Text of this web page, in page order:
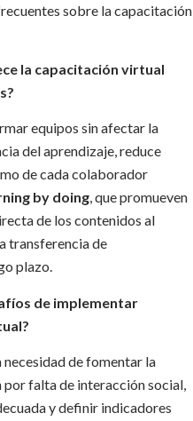
sobre la capacitación
la capacitación virtual
equipos sin afectar la
del aprendizaje, reduce
de cada colaborador
by doing, que promueven
de los contenidos al
transferencia de
plazo.
de implementar
necesidad de fomentar la
falta de interacción social,
y definir indicadores